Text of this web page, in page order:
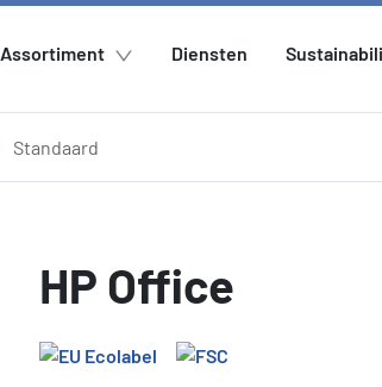
Assortiment Diensten
Standaard
HP Office